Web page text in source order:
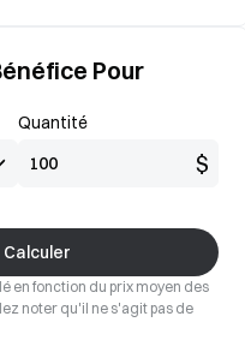
Pour
Quantité
$
Calculer
en fonction du prix moyen des
noter qu'il ne s'agit pas de